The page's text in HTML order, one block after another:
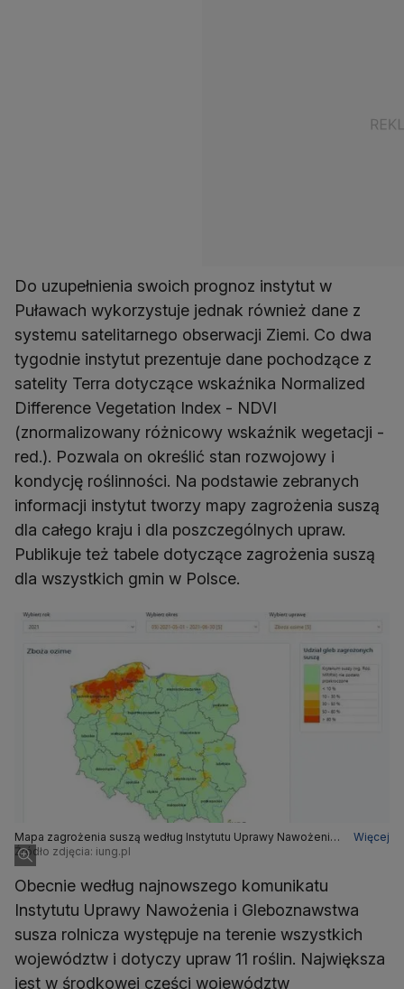
Do uzupełnienia swoich prognoz instytut w
Puławach wykorzystuje jednak również dane z
systemu satelitarnego obserwacji Ziemi. Co dwa
tygodnie instytut prezentuje dane pochodzące z
satelity Terra dotyczące wskaźnika Normalized
Difference Vegetation Index - NDVI
(znormalizowany różnicowy wskaźnik wegetacji -
red.). Pozwala on określić stan rozwojowy i
kondycję roślinności. Na podstawie zebranych
informacji instytut tworzy mapy zagrożenia suszą
dla całego kraju i dla poszczególnych upraw.
Publikuje też tabele dotyczące zagrożenia suszą
dla wszystkich gmin w Polsce.
Mapa zagrożenia suszą według Instytutu Uprawy Nawożenia
i Gleboznawstwa
Więcej
Źródło zdjęcia: iung.pl
Obecnie według najnowszego komunikatu
Instytutu Uprawy Nawożenia i Gleboznawstwa
susza rolnicza występuje na terenie wszystkich
województw i dotyczy upraw 11 roślin. Największa
jest w środkowej części województw